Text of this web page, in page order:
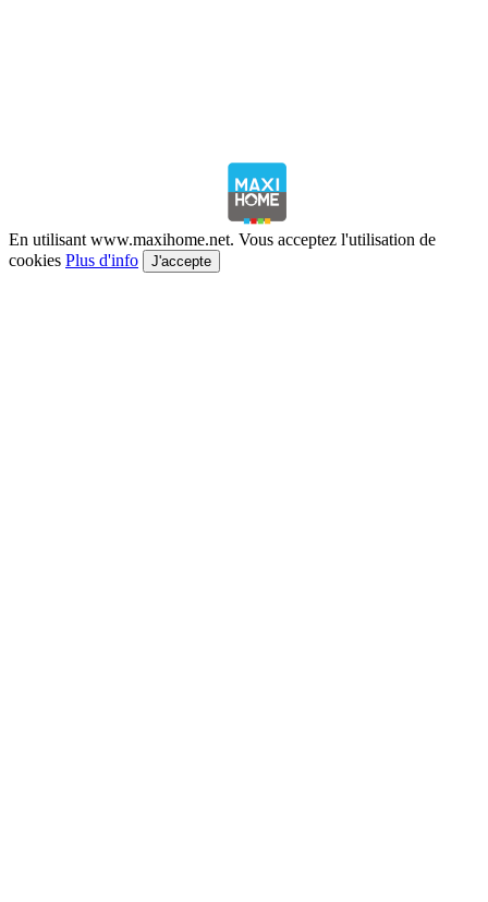
En utilisant www.maxihome.net. Vous acceptez l'utilisation de
cookies Plus d'info J'accepte